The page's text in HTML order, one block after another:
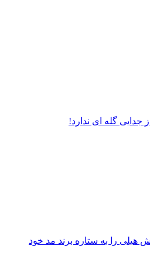
جدایی گله ای ندارد!
هیلی را به ستاره برند مد خود